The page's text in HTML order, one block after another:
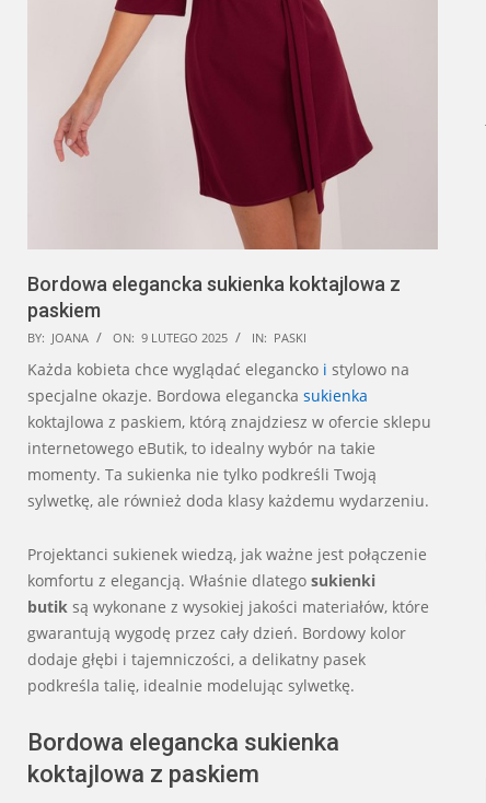
Bordowa elegancka sukienka koktajlowa z
paskiem
2025-
02-
09
BY: JOANA ON: 9 LUTEGO 2025 IN: PASKI
Każda kobieta chce wyglądać elegancko i stylowo na
specjalne okazje. Bordowa elegancka sukienka
koktajlowa z paskiem, którą znajdziesz w ofercie sklepu
internetowego eButik, to idealny wybór na takie
momenty. Ta sukienka nie tylko podkreśli Twoją
sylwetkę, ale również doda klasy każdemu wydarzeniu.
Projektanci sukienek wiedzą, jak ważne jest połączenie
komfortu z elegancją. Właśnie dlatego sukienki
butik są wykonane z wysokiej jakości materiałów, które
gwarantują wygodę przez cały dzień. Bordowy kolor
dodaje głębi i tajemniczości, a delikatny pasek
podkreśla talię, idealnie modelując sylwetkę.
Bordowa elegancka sukienka
koktajlowa z paskiem